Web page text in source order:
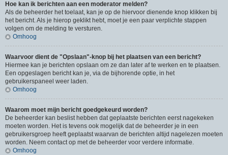
Hoe kan ik berichten aan een moderator melden?
Als de beheerder het toelaat, kan je op de hiervoor dienende knop klikken bij
het bericht. Als je hierop geklikt hebt, moet je een paar verplichte stappen
volgen om de melding te versturen.
Omhoog
Waarvoor dient de "Opslaan"-knop bij het plaatsen van een bericht?
Hiermee kan je berichten opslaan om ze dan later af te werken en te plaatsen.
Een opgeslagen bericht kan je, via de bijhorende optie, in het
gebruikerspaneel weer laden.
Omhoog
Waarom moet mijn bericht goedgekeurd worden?
De beheerder kan beslist hebben dat geplaatste berichten eerst nagekeken
moeten worden. Het is tevens ook mogelijk dat de beheerder je in een
gebruikersgroep heeft geplaatst waarvan de berichten altijd nagelezen moeten
worden. Neem contact op met de beheerder voor verdere informatie.
Omhoog